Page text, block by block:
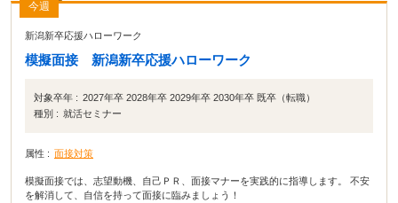
今週
新潟新卒応援ハローワーク
模擬面接 新潟新卒応援ハローワーク
対象卒年 : 2027年卒 2028年卒 2029年卒 2030年卒 既卒（転職）
種別 : 就活セミナー
属性 : 面接対策
模擬面接では、志望動機、自己ＰＲ、面接マナーを実践的に指導します。 不安
を解消して、自信を持って面接に臨みましょう！